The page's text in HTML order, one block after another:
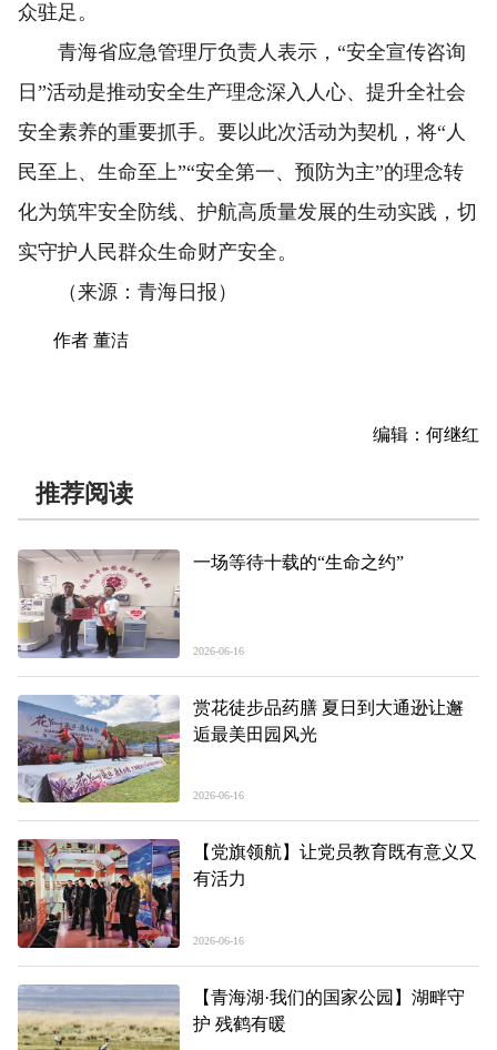
众驻足。
青海省应急管理厅负责人表示，“安全宣传咨询
日”活动是推动安全生产理念深入人心、提升全社会
安全素养的重要抓手。要以此次活动为契机，将“人
民至上、生命至上”“安全第一、预防为主”的理念转
化为筑牢安全防线、护航高质量发展的生动实践，切
实守护人民群众生命财产安全。
（来源：青海日报）
作者 董洁
编辑：何继红
推荐阅读
一场等待十载的“生命之约”
2026-06-16
赏花徒步品药膳 夏日到大通逊让邂
逅最美田园风光
2026-06-16
【党旗领航】让党员教育既有意义又
有活力
2026-06-16
【青海湖·我们的国家公园】湖畔守
护 残鹤有暖